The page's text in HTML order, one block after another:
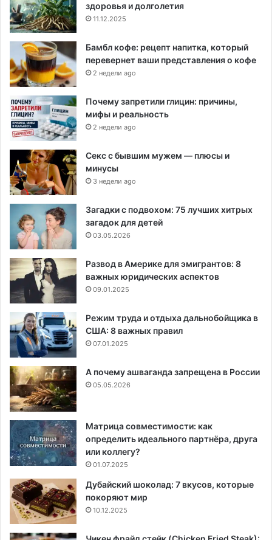
здоровья и долголетия
11.12.2025
Бамбл кофе: рецепт напитка, который
перевернет ваши представления о кофе
2 недели ago
Почему запретили глицин: причины,
мифы и реальность
2 недели ago
Секс с бывшим мужем — плюсы и
минусы
3 недели ago
Загадки с подвохом: 75 лучших хитрых
загадок для детей
03.05.2026
Развод в Америке для эмигрантов: 8
важных юридических аспектов
09.01.2025
Режим труда и отдыха дальнобойщика в
США: 8 важных правил
07.01.2025
А почему ашваганда запрещена в России
05.05.2026
Матрица совместимости: как
определить идеального партнёра, друга
или коллегу?
01.07.2025
Дубайский шоколад: 7 вкусов, которые
покоряют мир
10.12.2025